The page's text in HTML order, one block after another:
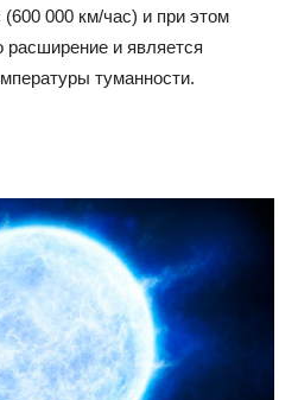
000 км/час) и при этом
и является
туманности.